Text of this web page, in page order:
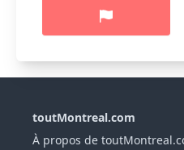
toutMontreal.com
À propos de